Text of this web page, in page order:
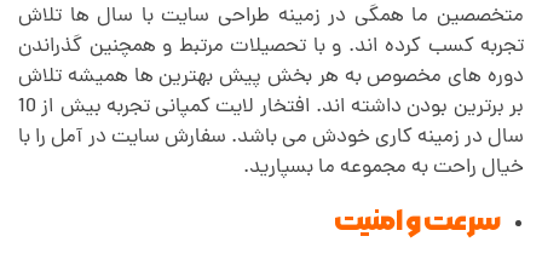
متخصصین ما همگی در زمینه طراحی سایت با سال ها تلاش
تجربه کسب کرده اند. و با تحصیلات مرتبط و همچنین گذراندن
دوره های مخصوص به هر بخش پیش بهترین ها همیشه تلاش
بر برترین بودن داشته اند. افتخار لایت کمپانی تجربه بیش از 10
سال در زمینه کاری خودش می باشد. سفارش سایت در آمل را با
خیال راحت به مجموعه ما بسپارید.
سرعت و امنیت